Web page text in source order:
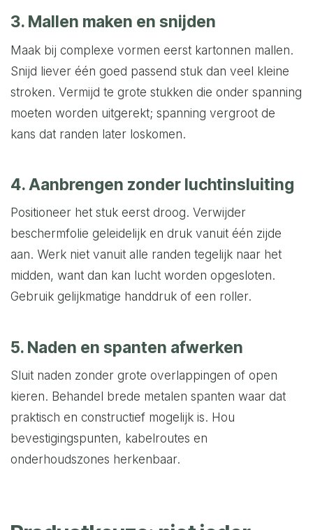
3. Mallen maken en snijden
Maak bij complexe vormen eerst kartonnen mallen.
Snijd liever één goed passend stuk dan veel kleine
stroken. Vermijd te grote stukken die onder spanning
moeten worden uitgerekt; spanning vergroot de
kans dat randen later loskomen.
4. Aanbrengen zonder luchtinsluiting
Positioneer het stuk eerst droog. Verwijder
beschermfolie geleidelijk en druk vanuit één zijde
aan. Werk niet vanuit alle randen tegelijk naar het
midden, want dan kan lucht worden opgesloten.
Gebruik gelijkmatige handdruk of een roller.
5. Naden en spanten afwerken
Sluit naden zonder grote overlappingen of open
kieren. Behandel brede metalen spanten waar dat
praktisch en constructief mogelijk is. Hou
bevestigingspunten, kabelroutes en
onderhoudszones herkenbaar.